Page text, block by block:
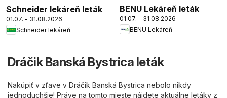
Schneider lekáreň leták
01.07. - 31.08.2026
Schneider lekáreň
BENU Lekáreň leták
01.07. - 31.08.2026
BENU Lekáreň
Dráčik Banská Bystrica leták
Nakúpiť v zľave v Dráčik Banská Bystrica nebolo nikdy
jednoduchšie! Práve na tomto mieste nájdete aktuálne letáky z